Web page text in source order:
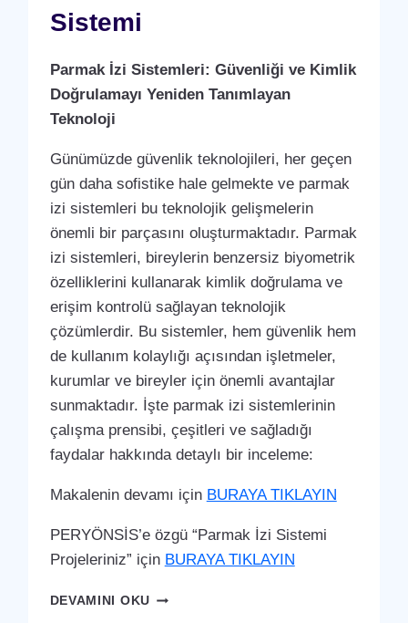
Sistemi
Parmak İzi Sistemleri: Güvenliği ve Kimlik
Doğrulamayı Yeniden Tanımlayan
Teknoloji
Günümüzde güvenlik teknolojileri, her geçen
gün daha sofistike hale gelmekte ve parmak
izi sistemleri bu teknolojik gelişmelerin
önemli bir parçasını oluşturmaktadır. Parmak
izi sistemleri, bireylerin benzersiz biyometrik
özelliklerini kullanarak kimlik doğrulama ve
erişim kontrolü sağlayan teknolojik
çözümlerdir. Bu sistemler, hem güvenlik hem
de kullanım kolaylığı açısından işletmeler,
kurumlar ve bireyler için önemli avantajlar
sunmaktadır. İşte parmak izi sistemlerinin
çalışma prensibi, çeşitleri ve sağladığı
faydalar hakkında detaylı bir inceleme:
Makalenin devamı için BURAYA TIKLAYIN
PERYÖNSİS’e özgü “Parmak İzi Sistemi
Projeleriniz” için BURAYA TIKLAYIN
DEVAMINI OKUBAKIRKÖY